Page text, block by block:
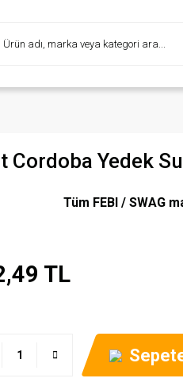
Cordoba Yedek
Tüm FEBI / SWAG
TL